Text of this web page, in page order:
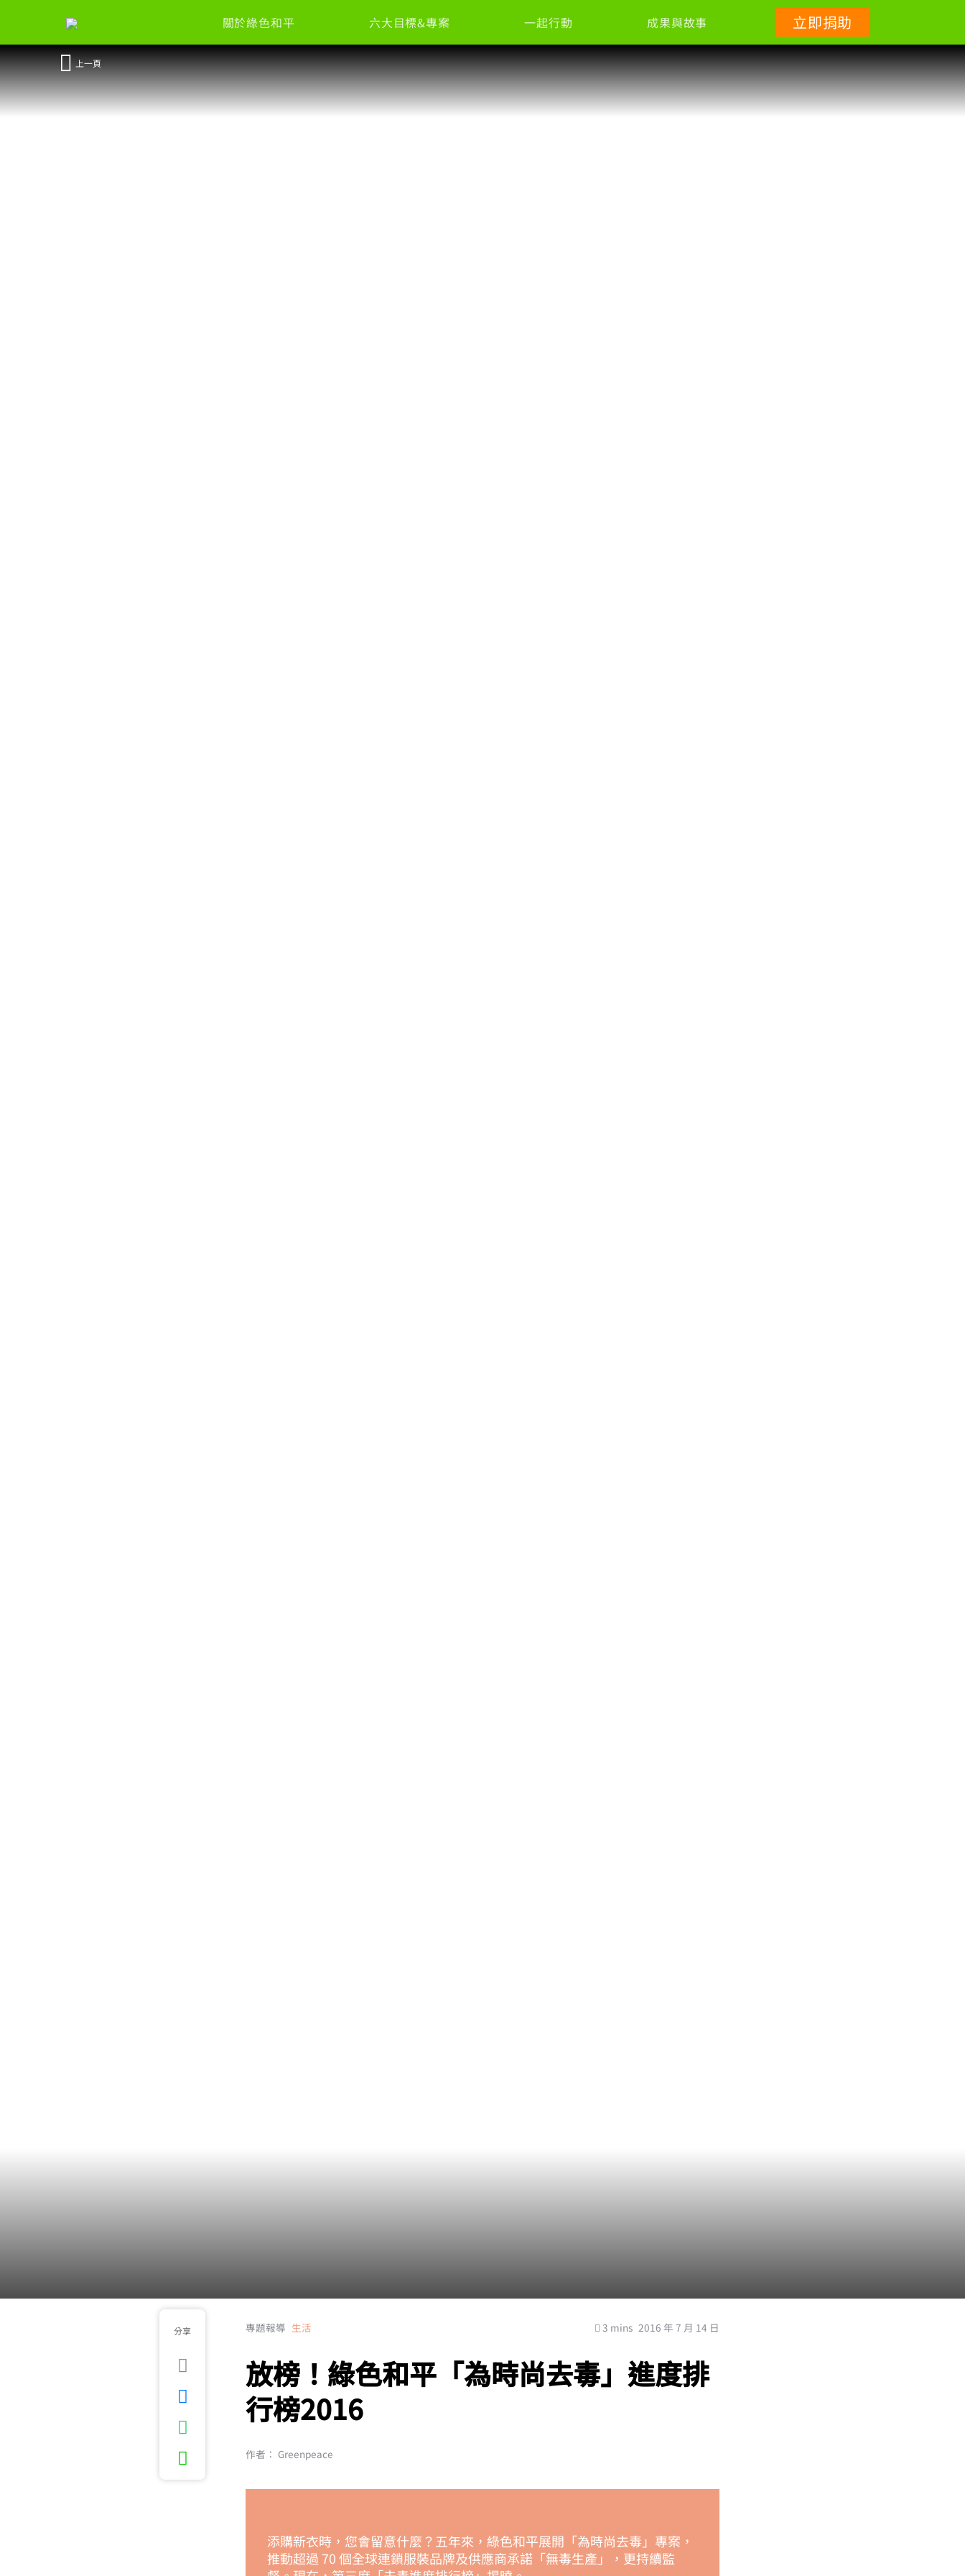
關於綠色和平 六大目標&專案 一起行動 成果與故事 立即捐助
上一頁
分享 專題報導 生活 3 mins 2016 年 7 月 14 日
放榜！綠色和平「為時尚去毒」進度排
行榜2016
作者： Greenpeace
添購新衣時，您會留意什麼？五年來，綠色和平展開「為時尚去毒」專案，
推動超過 70 個全球連鎖服裝品牌及供應商承諾「無毒生產」，更持續監